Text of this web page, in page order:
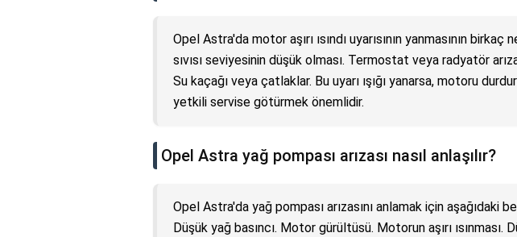
Opel Astra'da motor aşırı ısındı uyarısının yanmasının
sıvısı seviyesinin düşük olması. Termostat veya radyatör
Su kaçağı veya çatlaklar. Bu uyarı ışığı yanarsa, motoru
yetkili servise götürmek önemlidir.
Opel Astra yağ pompası arızası nasıl anlaşılır?
Opel Astra'da yağ pompası arızasını anlamak için aşağıdaki
Düşük yağ basıncı. Motor gürültüsü. Motorun aşırı ısınması.